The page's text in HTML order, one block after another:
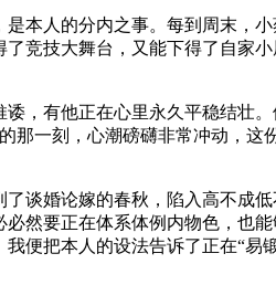
本人的分内之事。每到周末，小
竞技大舞台，又能下得了自家
，有他正在心里永久平稳结壮。
那一刻，心潮磅礴非常冲动，这
谈婚论嫁的春秋，陷入高不成低
然要正在体系体例内物色，也能
便把本人的设法告诉了正在“易